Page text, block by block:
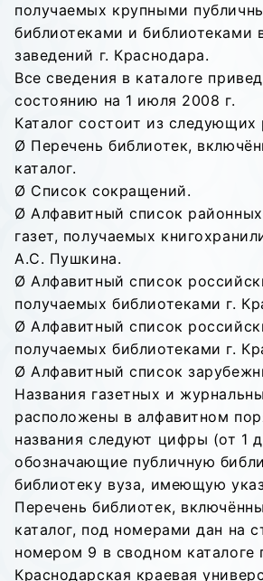
получаемых крупными
библиотеками и библиотеками
заведений г. Краснодара.
Все сведения в каталоге
состоянию на 1 июля 2008 г.
Каталог состоит из следующих
Ø Перечень библиотек,
каталог.
Ø Список сокращений.
Ø Алфавитный список
газет, получаемых
А.С. Пушкина.
Ø Алфавитный список
получаемых библиотеками г.
Ø Алфавитный список
получаемых библиотеками г.
Ø Алфавитный список
Названия газетных и
расположены в алфавитном
названия следуют цифры (от 1
обозначающие публичную
библиотеку вуза, имеющую
Перечень библиотек,
каталог, под номерами дан на
номером 9 в сводном каталоге
Краснодарская краевая